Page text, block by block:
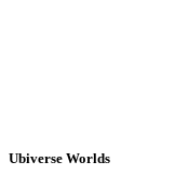
Ubiverse Worlds